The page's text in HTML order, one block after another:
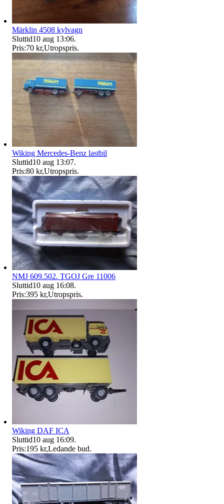
Märklin 4508 kylvagn
Sluttid10 aug 13:06.
Pris:70 kr,Utropspris.
Wiking Mercedes-Benz lastbil
Sluttid10 aug 13:07.
Pris:80 kr,Utropspris.
NMJ 609.502. TGOJ Gre 11006
Sluttid10 aug 16:08.
Pris:395 kr,Utropspris.
Wiking DAF ICA
Sluttid10 aug 16:09.
Pris:195 kr,Ledande bud.